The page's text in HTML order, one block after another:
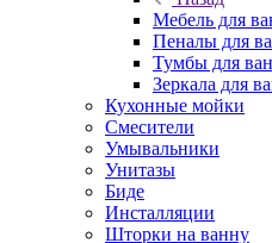
Мебель для
Пеналы для
Тумбы для
Зеркала для
Кухонные мойки
Смесители
Умывальники
Унитазы
Биде
Инсталляции
Шторки на ванну